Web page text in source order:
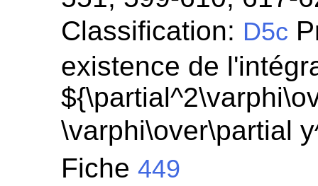
Classification: D5c
existence de
\varphi\over\partial
Fiche449